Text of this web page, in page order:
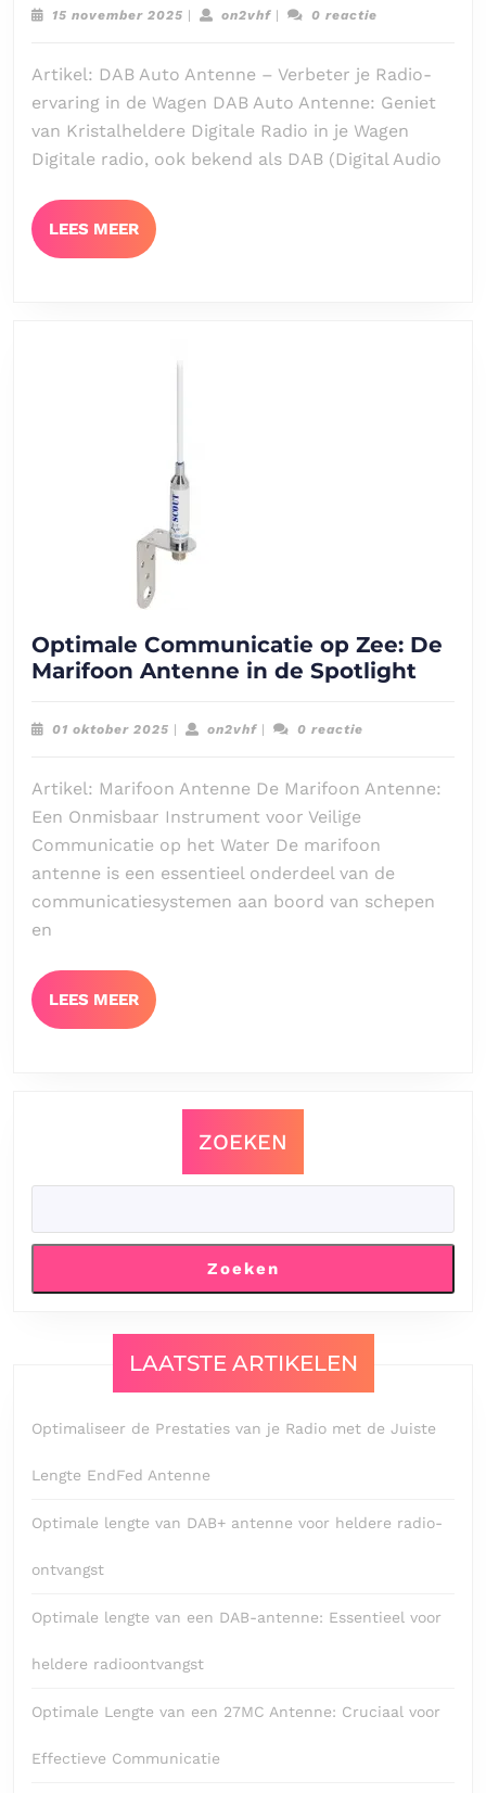
DAB
15 november 2025 15| on2vhfon2vhf
| 0 reactie
Artikel: DAB Auto Antenne – Verbeter je Radio-
ervaring in de Wagen DAB Auto Antenne: Geniet
van Kristalheldere Digitale Radio in je Wagen
Digitale radio, ook bekend als DAB (Digital Audio
LEES MEERLEES
MEER
Optimale Communicatie op Zee: De
Marifoon Antenne in de Spotlight
01 oktober 2025 01| on2vhfon2vhf
| 0 reactie
Artikel: Marifoon Antenne De Marifoon Antenne:
Een Onmisbaar Instrument voor Veilige
Communicatie op het Water De marifoon
antenne is een essentieel onderdeel van de
communicatiesystemen aan boord van schepen
en
LEES MEERLEES
MEER
ZOEKEN
Zoeken
LAATSTE ARTIKELEN
Optimaliseer de Prestaties van je Radio met de Juiste
Lengte EndFed Antenne
Optimale lengte van DAB+ antenne voor heldere radio-
ontvangst
Optimale lengte van een DAB-antenne: Essentieel voor
heldere radioontvangst
Optimale Lengte van een 27MC Antenne: Cruciaal voor
Effectieve Communicatie